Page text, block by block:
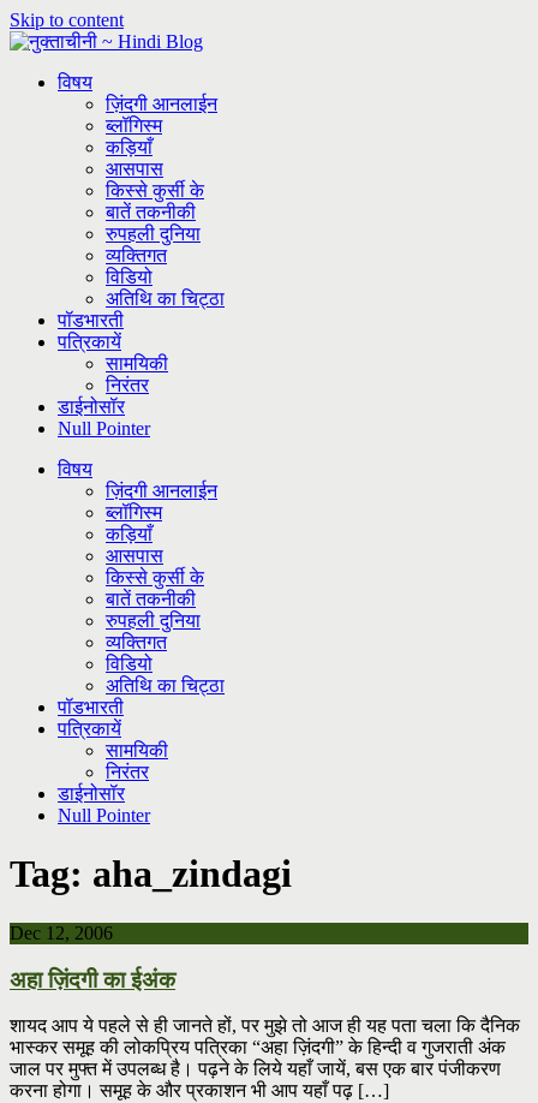
Skip to content
विषय
ज़िंदगी आनलाईन
ब्लॉगिस्म
कड़ियाँ
आसपास
किस्से कुर्सी के
बातें तकनीकी
रुपहली दुनिया
व्यक्तिगत
विडियो
अतिथि का चिट्ठा
पॉडभारती
पत्रिकायें
सामयिकी
निरंतर
डाईनोसॉर
Null Pointer
विषय
ज़िंदगी आनलाईन
ब्लॉगिस्म
कड़ियाँ
आसपास
किस्से कुर्सी के
बातें तकनीकी
रुपहली दुनिया
व्यक्तिगत
विडियो
अतिथि का चिट्ठा
पॉडभारती
पत्रिकायें
सामयिकी
निरंतर
डाईनोसॉर
Null Pointer
Tag: aha_zindagi
Dec 12, 2006
अहा ज़िंदगी का ईअंक
शायद आप ये पहले से ही जानते हों, पर मुझे तो आज ही यह पता चला कि दैनिक
भास्कर समूह की लोकप्रिय पत्रिका “अहा ज़िंदगी” के हिन्दी व गुजराती अंक
जाल पर मुफ्त में उपलब्ध है। पढ़ने के लिये यहाँ जायें, बस एक बार पंजीकरण
करना होगा। समूह के और प्रकाशन भी आप यहाँ पढ़ […]